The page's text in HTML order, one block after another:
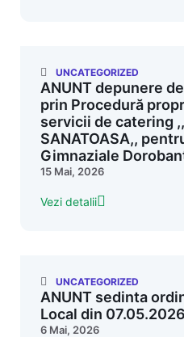
UNCATEGORIZED
ANUNT depunere
prin Procedură
servicii de catering
SANATOASA,,
Gimnaziale
15 Mai, 2026
Vezi detalii
UNCATEGORIZED
ANUNT sedinta
Local din
6 Mai, 2026